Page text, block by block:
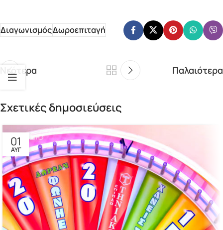
ΔιαγωνισμόςΔωροεπιταγή
Νεότερα Παλαιότερα
Σχετικές δημοσιεύσεις
01
ΑΥΓ